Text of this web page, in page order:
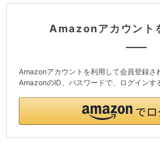
Amazonアカウント
Amazonアカウントを利用して会員登録さ
AmazonのID、パスワードで、ログインす